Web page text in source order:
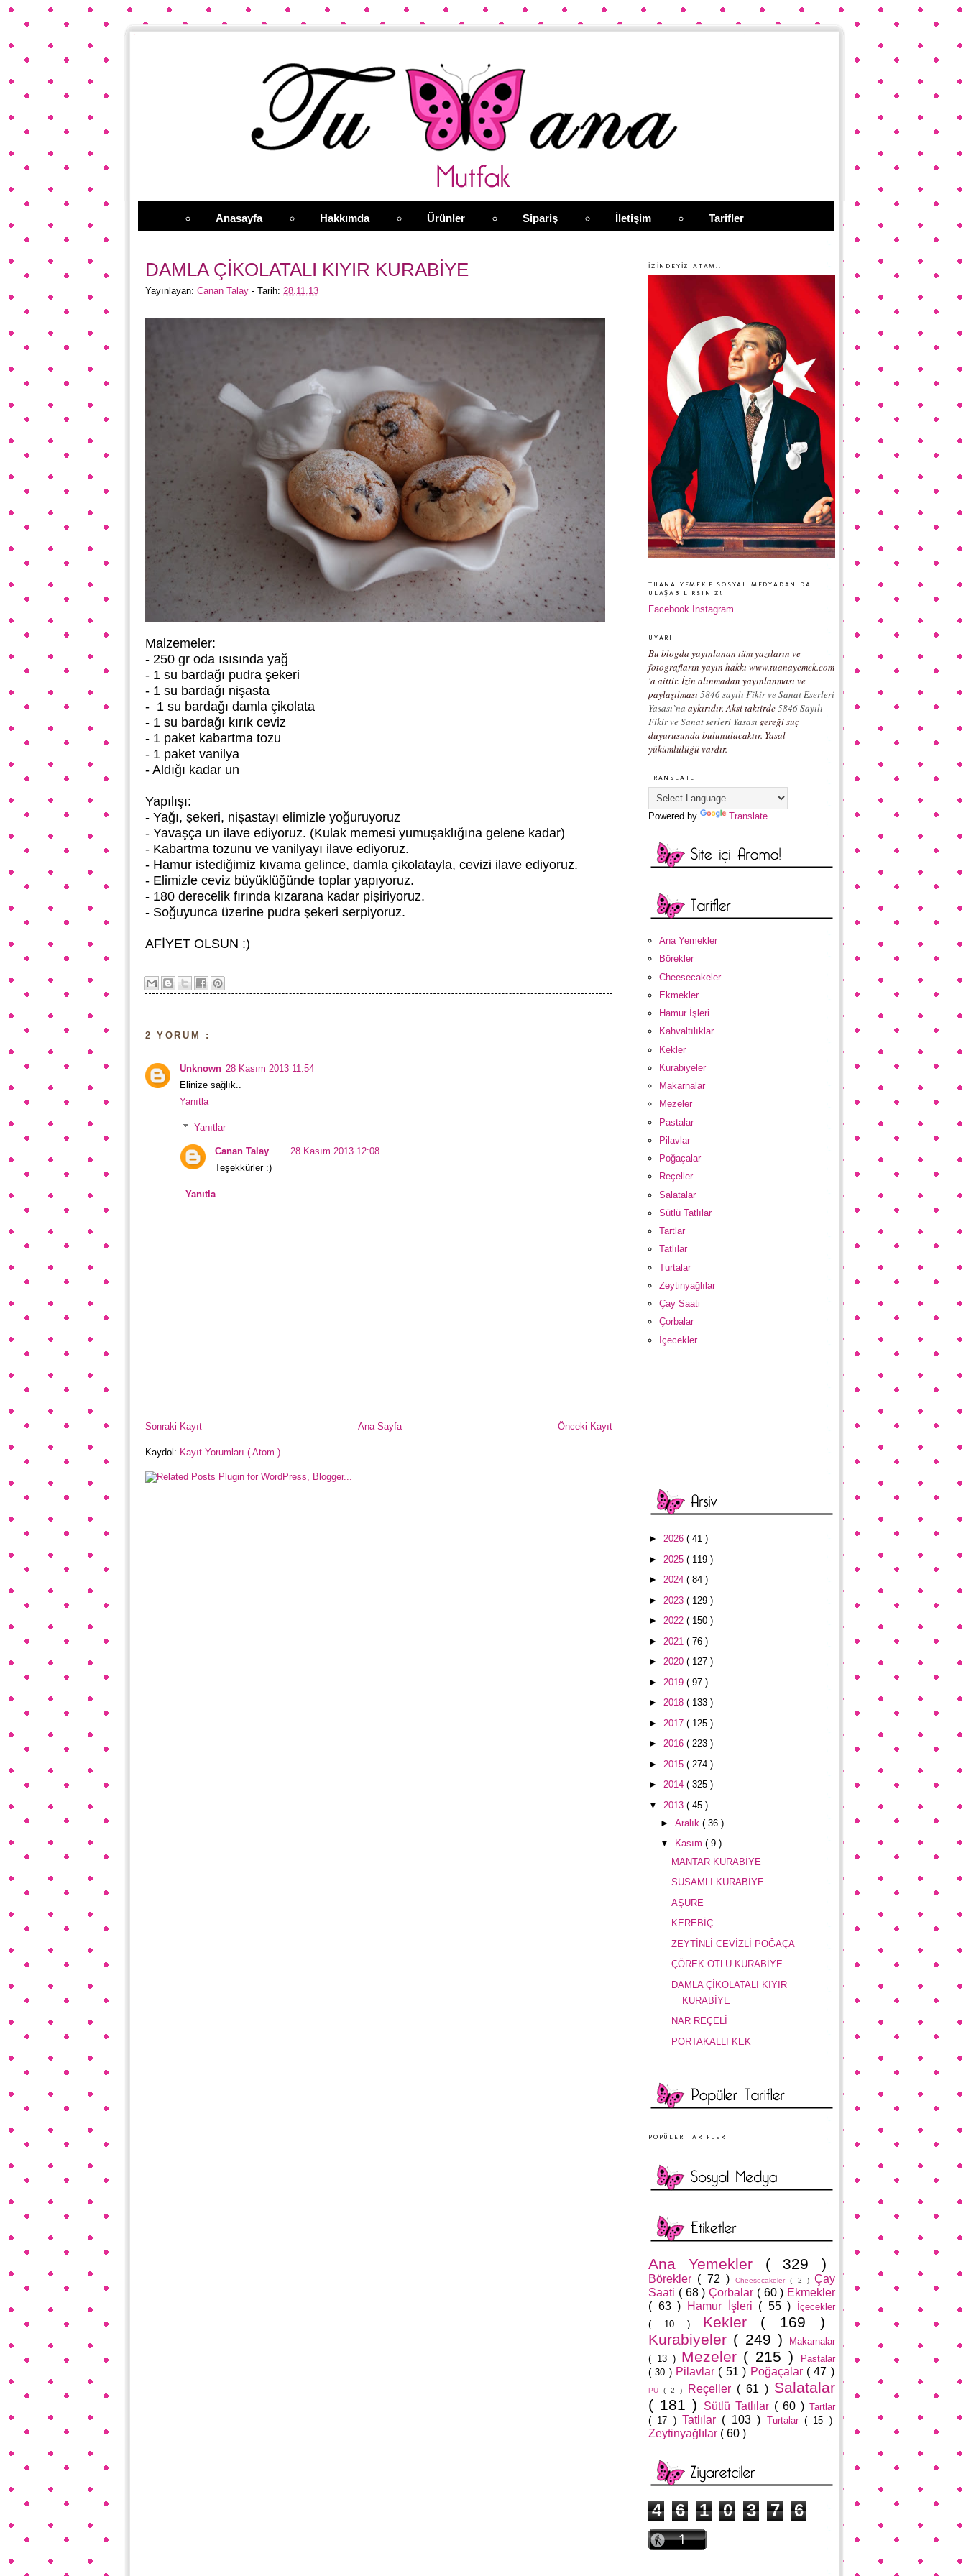
Tarifler
İletişim
Sipariş
Ürünler
Hakkımda
Anasayfa
DAMLA ÇİKOLATALI KIYIR KURABİYE
Yayınlayan: Canan Talay - Tarih: 28.11.13
Malzemeler:
- 250 gr oda ısısında yağ
- 1 su bardağı pudra şekeri
- 1 su bardağı nişasta
- 1 su bardağı damla çikolata
- 1 su bardağı kırık ceviz
- 1 paket kabartma tozu
- 1 paket vanilya
- Aldığı kadar un
Yapılışı:
- Yağı, şekeri, nişastayı elimizle yoğuruyoruz
- Yavaşça un ilave ediyoruz. (Kulak memesi yumuşaklığına gelene kadar)
- Kabartma tozunu ve vanilyayı ilave ediyoruz.
- Hamur istediğimiz kıvama gelince, damla çikolatayla, cevizi ilave ediyoruz.
- Elimizle ceviz büyüklüğünde toplar yapıyoruz.
- 180 derecelik fırında kızarana kadar pişiriyoruz.
- Soğuyunca üzerine pudra şekeri serpiyoruz.
AFİYET OLSUN :)
2 YORUM :
Unknown 28 Kasım 2013 11:54
Elinize sağlık..
Yanıtla
Yanıtlar
Canan Talay
28 Kasım 2013 12:08
Teşekkürler :)
Yanıtla
Sonraki Kayıt Önceki Kayıt
Ana Sayfa
Kaydol: Kayıt Yorumları ( Atom )
İZİNDEYİZ ATAM..
TUANA YEMEK'E SOSYAL MEDYADAN DA
ULAŞABILIRSINIZ!
Facebook İnstagram
UYARI
Bu blogda yayınlanan tüm yazıların ve
fotografların yayın hakkı www.tuanayemek.com
'a aittir. İzin alınmadan yayınlanması ve
paylaşılması 5846 sayılı Fikir ve Sanat Eserleri
Yasası`na aykırıdır. Aksi taktirde5846 Sayılı
Fikir ve Sanat serleri Yasası gereği suç
duyurusunda bulunulacaktır. Yasal
yükümlülüğü vardır.
TRANSLATE
Powered by Translate
Ana Yemekler
Börekler
Cheesecakeler
Ekmekler
Hamur İşleri
Kahvaltılıklar
Kekler
Kurabiyeler
Makarnalar
Mezeler
Pastalar
Pilavlar
Poğaçalar
Reçeller
Salatalar
Sütlü Tatlılar
Tartlar
Tatlılar
Turtalar
Zeytinyağlılar
Çay Saati
Çorbalar
İçecekler
► 2026 ( 41 )
► 2025 ( 119 )
► 2024 ( 84 )
► 2023 ( 129 )
► 2022 ( 150 )
► 2021 ( 76 )
► 2020 ( 127 )
► 2019 ( 97 )
► 2018 ( 133 )
► 2017 ( 125 )
► 2016 ( 223 )
► 2015 ( 274 )
► 2014 ( 325 )
▼ 2013 ( 45 )
► Aralık ( 36 )
▼
Kasım ( 9 )
MANTAR KURABİYE
SUSAMLI KURABİYE
AŞURE
KEREBİÇ
ZEYTİNLİ CEVİZLİ POĞAÇA
ÇÖREK OTLU KURABİYE
DAMLA ÇİKOLATALI KIYIR
KURABİYE
NAR REÇELİ
PORTAKALLI KEK
POPÜLER TARIFLER
Ana Yemekler ( 329 )
Börekler ( 72 ) Cheesecakeler( 2 ) Çay
Saati ( 68 ) Çorbalar ( 60 ) Ekmekler
( 63 )
Hamur İşleri ( 55 )
İçecekler
( 10 ) Kekler ( 169 )
Kurabiyeler ( 249 )
Makarnalar
( 13 ) Mezeler ( 215 )
Pastalar
( 30 ) Pilavlar ( 51 ) Poğaçalar ( 47 )
PU( 2 ) Reçeller ( 61 ) Salatalar
( 181 )
Sütlü Tatlılar ( 60 ) Tartlar
( 17 ) Tatlılar ( 103 ) Turtalar ( 15 )
Zeytinyağlılar ( 60 )
4 6 1 0 3 7 6